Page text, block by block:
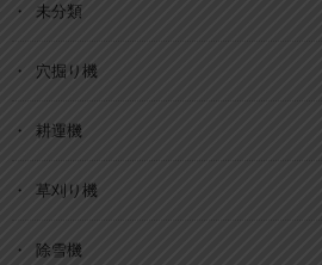
未分類
穴掘り機
耕運機
草刈り機
除雪機